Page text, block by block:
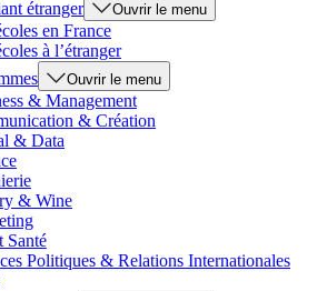
étranger Ouvrir le menu
en France
à l’étranger
Ouvrir le menu
& Management
& Création
& Data
& Wine
Santé
Politiques & Relations Internationales